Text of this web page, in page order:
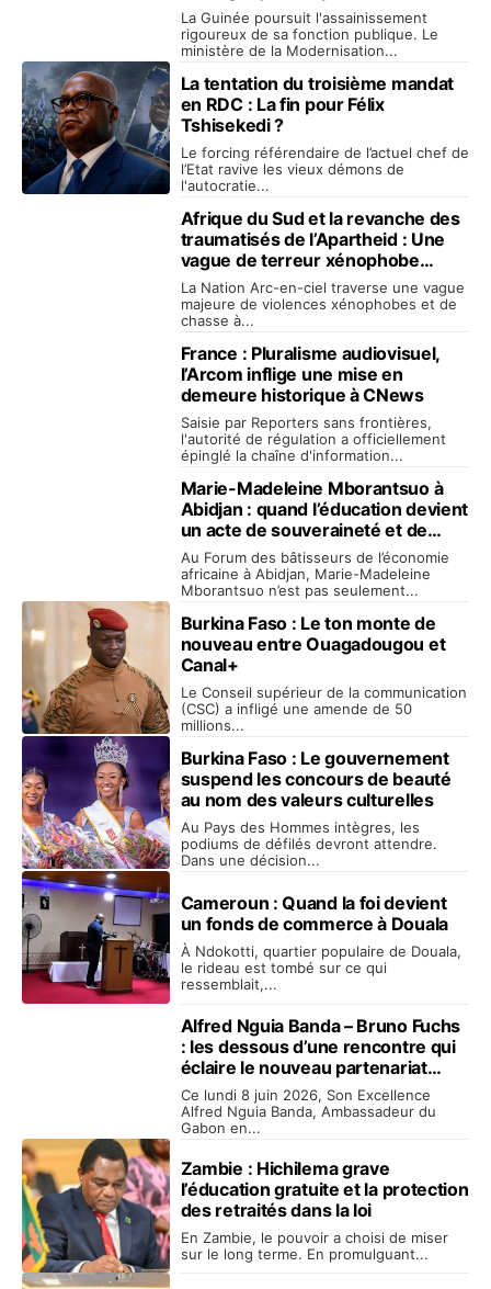
administrations africaines
La Guinée poursuit l'assainissement
rigoureux de sa fonction publique. Le
ministère de la Modernisation...
La tentation du troisième mandat
en RDC : La fin pour Félix
Tshisekedi ?
Le forcing référendaire de l’actuel chef de
l’Etat ravive les vieux démons de
l'autocratie...
Afrique du Sud et la revanche des
traumatisés de l’Apartheid : Une
vague de terreur xénophobe
inexplicable !
La Nation Arc-en-ciel traverse une vague
majeure de violences xénophobes et de
chasse à...
France : Pluralisme audiovisuel,
l’Arcom inflige une mise en
demeure historique à CNews
Saisie par Reporters sans frontières,
l'autorité de régulation a officiellement
épinglé la chaîne d'information...
Marie-Madeleine Mborantsuo à
Abidjan : quand l’éducation devient
un acte de souveraineté et de
mémoire
Au Forum des bâtisseurs de l’économie
africaine à Abidjan, Marie-Madeleine
Mborantsuo n’est pas seulement...
Burkina Faso : Le ton monte de
nouveau entre Ouagadougou et
Canal+
Le Conseil supérieur de la communication
(CSC) a infligé une amende de 50
millions...
Burkina Faso : Le gouvernement
suspend les concours de beauté
au nom des valeurs culturelles
Au Pays des Hommes intègres, les
podiums de défilés devront attendre.
Dans une décision...
Cameroun : Quand la foi devient
un fonds de commerce à Douala
À Ndokotti, quartier populaire de Douala,
le rideau est tombé sur ce qui
ressemblait,...
Alfred Nguia Banda – Bruno Fuchs
: les dessous d’une rencontre qui
éclaire le nouveau partenariat
entre le Gabon et la France
Ce lundi 8 juin 2026, Son Excellence
Alfred Nguia Banda, Ambassadeur du
Gabon en...
Zambie : Hichilema grave
l’éducation gratuite et la protection
des retraités dans la loi
En Zambie, le pouvoir a choisi de miser
sur le long terme. En promulguant...